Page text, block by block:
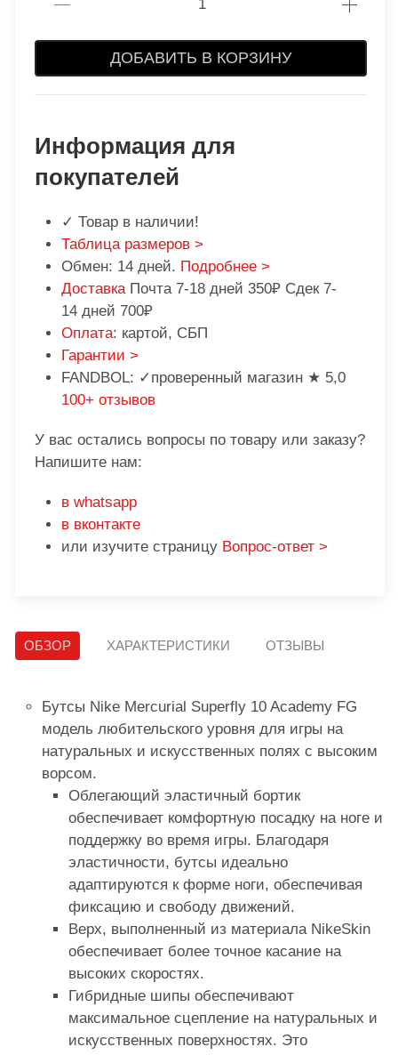
ДОБАВИТЬ В КОРЗИНУ
Информация для
покупателей
✓ Товар в наличии!
Таблица размеров >
Обмен: 14 дней. Подробнее >
Доставка Почта 7-18 дней 350₽ Сдек 7-
14 дней 700₽
Оплата: картой, СБП
Гарантии >
FANDBOL: ✓проверенный магазин ★ 5,0
100+ отзывов
У вас остались вопросы по товару или заказу?
Напишите нам:
в whatsapp
в вконтакте
или изучите страницу Вопрос-ответ >
ОБЗОР ХАРАКТЕРИСТИКИ ОТЗЫВЫ
Бутсы Nike Mercurial Superfly 10 Academy FG
модель любительского уровня для игры на
натуральных и искусственных полях с высоким
ворсом.
Облегающий эластичный бортик
обеспечивает комфортную посадку на ноге и
поддержку во время игры. Благодаря
эластичности, бутсы идеально
адаптируются к форме ноги, обеспечивая
фиксацию и свободу движений.
Верх, выполненный из материала NikeSkin
обеспечивает более точное касание на
высоких скоростях.
Гибридные шипы обеспечивают
максимальное сцепление на натуральных и
искусственных поверхностях. Это